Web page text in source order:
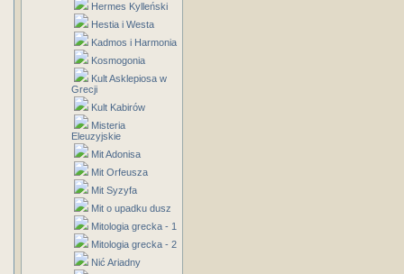
Hermes Kylleński
Hestia i Westa
Kadmos i Harmonia
Kosmogonia
Kult Asklepiosa w
Grecji
Kult Kabirów
Misteria
Eleuzyjskie
Mit Adonisa
Mit Orfeusza
Mit Syzyfa
Mit o upadku dusz
Mitologia grecka - 1
Mitologia grecka - 2
Nić Ariadny